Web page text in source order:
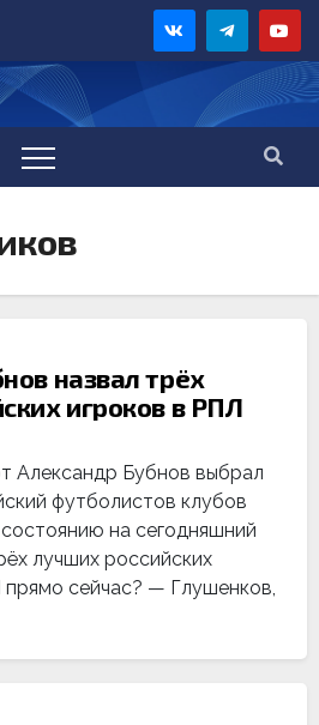
назвал трёх
игроков в РПЛ
Александр Бубнов выбрал
футболистов клубов
на сегодняшний
лучших российских
сейчас? — Глушенков,